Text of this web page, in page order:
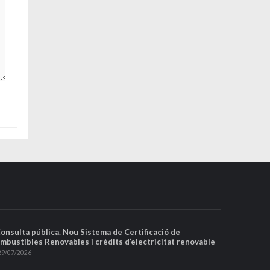
pública. Nou Sistema de Certificació de
Renovables i crèdits d’electricitat renovable
07/2026